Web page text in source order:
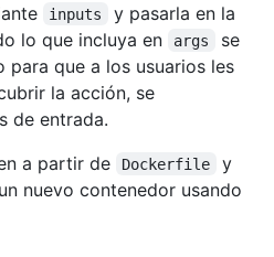
inputs
y pasarla en la
lo que incluya en args
se
para que a los usuarios les
la acción, se
de entrada.
a partir de
Dockerfile
y
nuevo contenedor usando